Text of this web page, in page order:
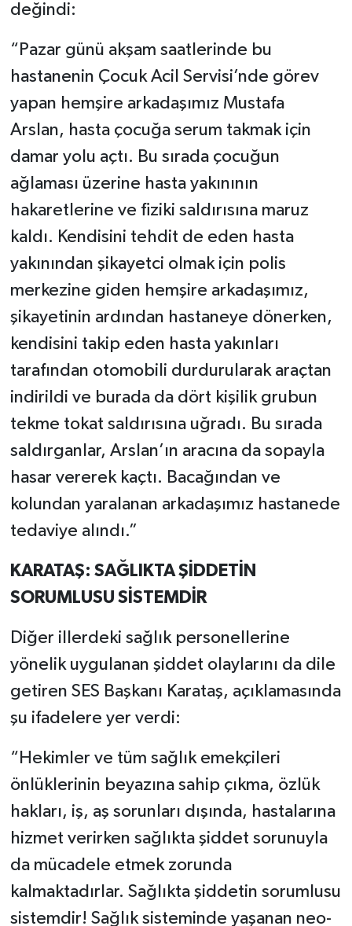
değindi:
“Pazar günü akşam saatlerinde bu
hastanenin Çocuk Acil Servisi’nde görev
yapan hemşire arkadaşımız Mustafa
Arslan, hasta çocuğa serum takmak için
damar yolu açtı. Bu sırada çocuğun
ağlaması üzerine hasta yakınının
hakaretlerine ve fiziki saldırısına maruz
kaldı. Kendisini tehdit de eden hasta
yakınından şikayetci olmak için polis
merkezine giden hemşire arkadaşımız,
şikayetinin ardından hastaneye dönerken,
kendisini takip eden hasta yakınları
tarafından otomobili durdurularak araçtan
indirildi ve burada da dört kişilik grubun
tekme tokat saldırısına uğradı. Bu sırada
saldırganlar, Arslan’ın aracına da sopayla
hasar vererek kaçtı. Bacağından ve
kolundan yaralanan arkadaşımız hastanede
tedaviye alındı.”
KARATAŞ: SAĞLIKTA ŞİDDETİN
SORUMLUSU SİSTEMDİR
Diğer illerdeki sağlık personellerine
yönelik uygulanan şiddet olaylarını da dile
getiren SES Başkanı Karataş, açıklamasında
şu ifadelere yer verdi:
“Hekimler ve tüm sağlık emekçileri
önlüklerinin beyazına sahip çıkma, özlük
hakları, iş, aş sorunları dışında, hastalarına
hizmet verirken sağlıkta şiddet sorunuyla
da mücadele etmek zorunda
kalmaktadırlar. Sağlıkta şiddetin sorumlusu
sistemdir! Sağlık sisteminde yaşanan neo-